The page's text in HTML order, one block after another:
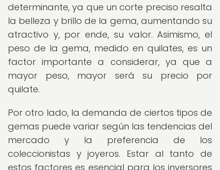
determinante, ya que un corte preciso resalta
la belleza y brillo de la gema, aumentando su
atractivo y, por ende, su valor. Asimismo, el
peso de la gema, medido en quilates, es un
factor importante a considerar, ya que a
mayor peso, mayor será su precio por
quilate.
Por otro lado, la demanda de ciertos tipos de
gemas puede variar según las tendencias del
mercado y la preferencia de los
coleccionistas y joyeros. Estar al tanto de
estos factores es esencial para los inversores